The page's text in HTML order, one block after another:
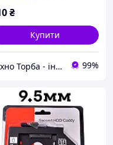
₴
Купити
Техно Торба - інтернет-магазин | tehnotorba.com.ua 99%